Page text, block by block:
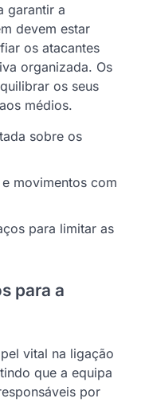
garantir a
devem estar
os atacantes
organizada. Os
os seus
médios.
sobre os
movimentos com
para limitar as
para a
vital na ligação
que a equipa
por